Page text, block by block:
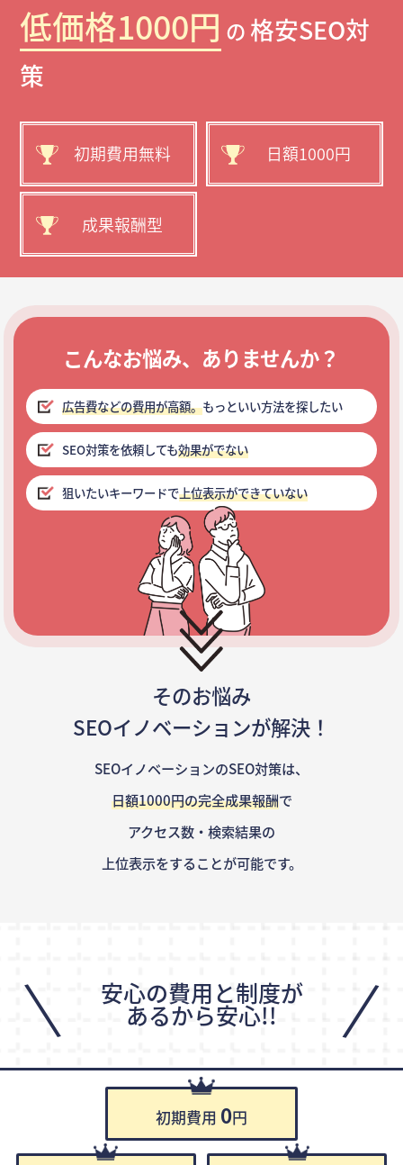
低価格1000円 の 格安SEO対
策
初期費用無料 日額1000円
成果報酬型
こんなお悩み、ありませんか？
広告費などの費用が高額。もっといい方法を探したい
SEO対策を依頼しても効果がでない
狙いたいキーワードで上位表示ができていない
そのお悩み
SEOイノベーションが解決！
SEOイノベーションのSEO対策は、
日額1000円の完全成果報酬で
アクセス数・検索結果の
上位表示をすることが可能です。
\ 安心の費用と制度が
あるから安心!! /
初期費用 0円